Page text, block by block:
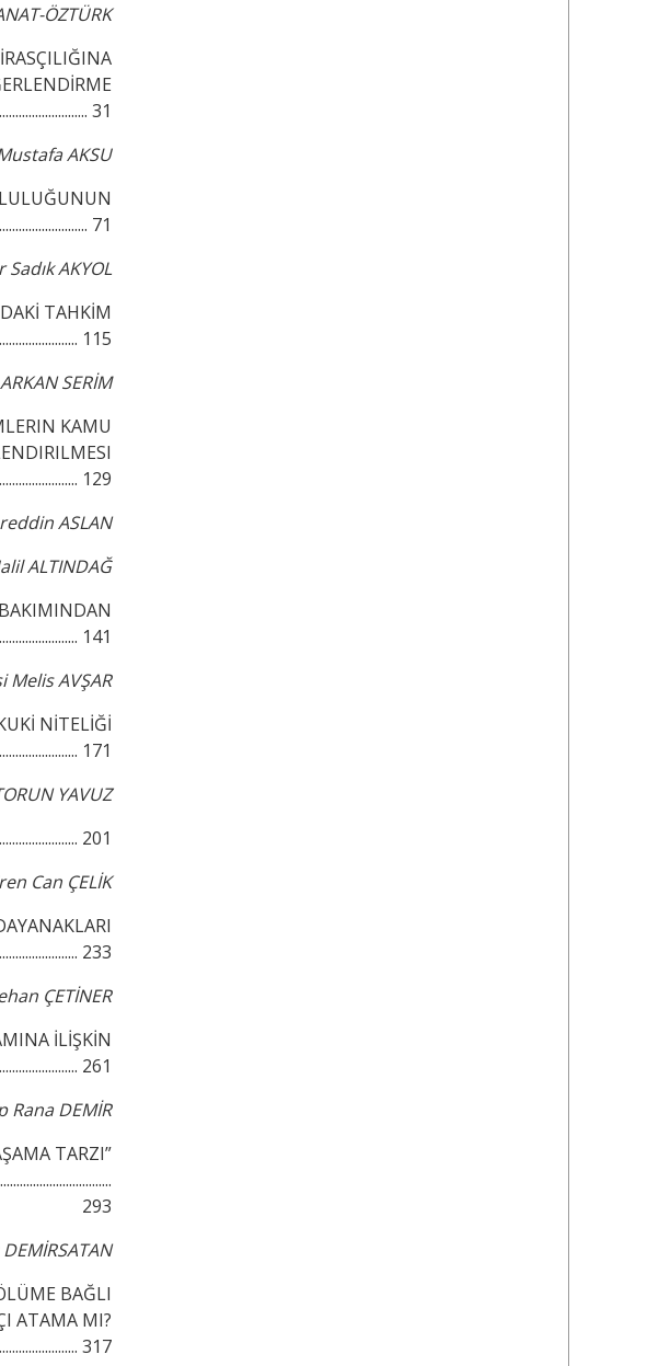
ÖZTÜRK
31
AKSU
71
AKYOL
TAHKİM
115
SERİM
KAMU
129
ASLAN
ALTINDAĞ
141
Melis AVŞAR
NİTELİĞİ
171
YAVUZ
201
Can ÇELİK
233
ÇETİNER
İLİŞKİN
261
Rana DEMİR
TARZI”
293
BAĞLI
ATAMA MI?
317